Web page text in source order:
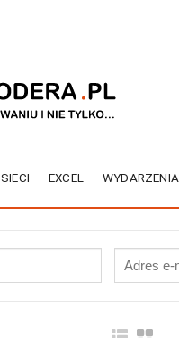
SIECI EXCEL WYDARZENIA